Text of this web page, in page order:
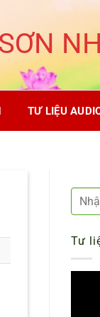
TƯ LIỆU
Tư